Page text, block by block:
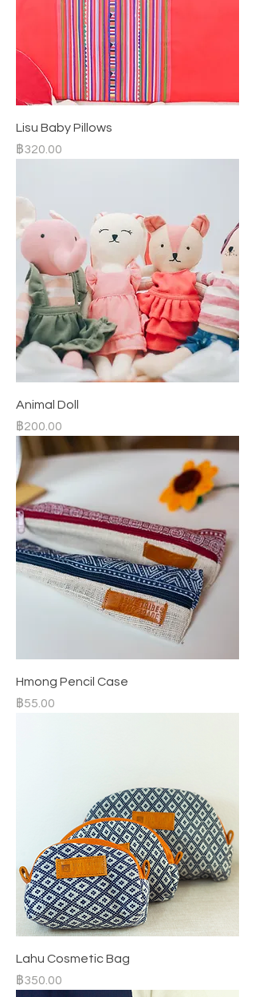
Lisu Baby Pillows
ราคา
฿320.00
Animal Doll
ราคา
฿200.00
Hmong Pencil Case
ราคา
฿55.00
Lahu Cosmetic Bag
ราคา
฿350.00